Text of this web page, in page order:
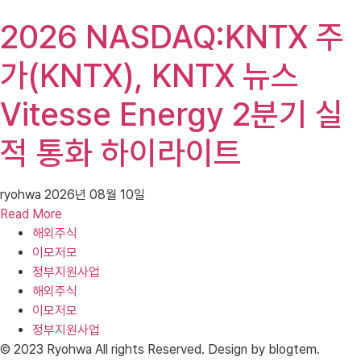
2026 NASDAQ:KNTX 주
가(KNTX), KNTX 뉴스
Vitesse Energy 2분기 실
적 통화 하이라이트
ryohwa 2026년 08월 10일
Read More
해외주식
이모저모
정부지원사업
해외주식
이모저모
정부지원사업
© 2023 Ryohwa All rights Reserved. Design by blogtem.